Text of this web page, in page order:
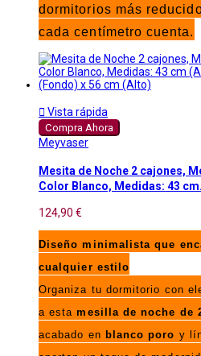
dormitorios más
cada centímetro cuenta.
 Vista rápida
Compra Ahora
Meyvaser
Mesita de Noche 2 cajones,
Color Blanco, Medidas: 43
124,90 €
Diseño minimalista que
cualquier estilo
Organiza tu dormitorio con
a estamesilla de noche de
acabado en blanco poro y